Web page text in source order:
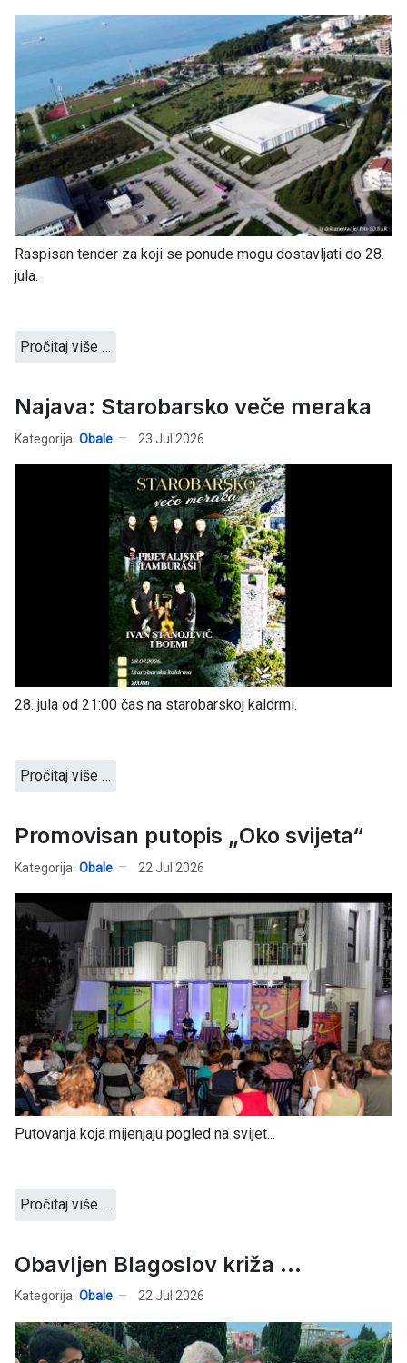
Raspisan tender za koji se ponude mogu dostavljati do 28.
jula.
Pročitaj više …
Najava: Starobarsko veče meraka
Kategorija: Obale 23 Jul 2026
28. jula od 21:00 čas na starobarskoj kaldrmi.
Pročitaj više …
Promovisan putopis „Oko svijeta“
Kategorija: Obale 22 Jul 2026
Putovanja koja mijenjaju pogled na svijet...
Pročitaj više …
Obavljen Blagoslov križa ...
Kategorija: Obale 22 Jul 2026